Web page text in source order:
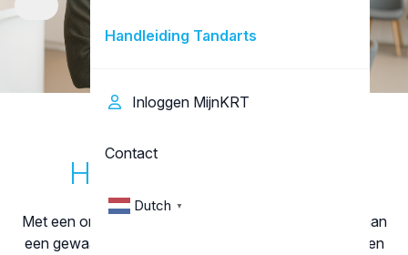
Handleiding Tandarts
Inloggen MijnKRT
Contact
Dutch ▼
Handleiding Tandarts
Met een online portfolio bouw je gedurende je loopbaan
een gewaarmerkt overzicht op van gevalideerde bij- en